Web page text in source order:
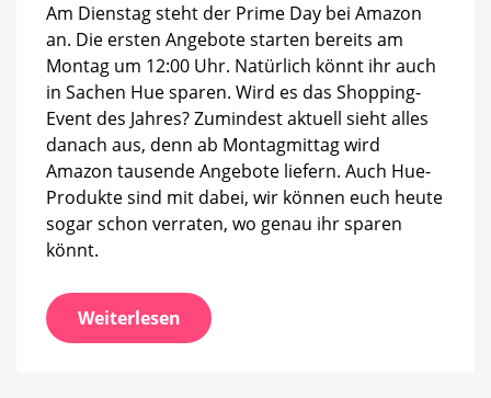
gibt
ab
Montag
günstiger
Am Dienstag steht der Prime Day bei Amazon
an. Die ersten Angebote starten bereits am
Montag um 12:00 Uhr. Natürlich könnt ihr auch
in Sachen Hue sparen. Wird es das Shopping-
Event des Jahres? Zumindest aktuell sieht alles
danach aus, denn ab Montagmittag wird
Amazon tausende Angebote liefern. Auch Hue-
Produkte sind mit dabei, wir können euch heute
sogar schon verraten, wo genau ihr sparen
könnt.
Weiterlesen